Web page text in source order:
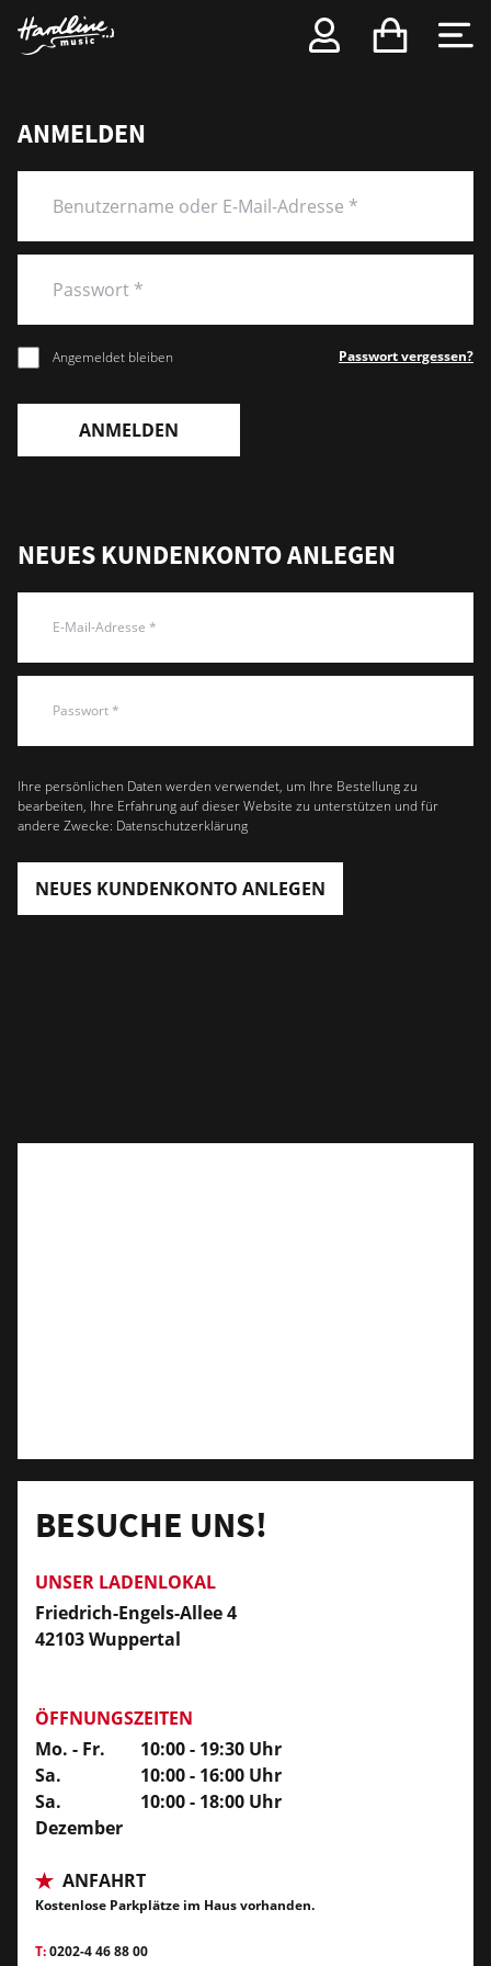
ANMELDEN
Angemeldet bleiben Passwort vergessen?
ANMELDEN
NEUES KUNDENKONTO ANLEGEN
Ihre persönlichen Daten werden verwendet, um Ihre Bestellung zu
bearbeiten, Ihre Erfahrung auf dieser Website zu unterstützen und für
andere Zwecke: Datenschutzerklärung
NEUES KUNDENKONTO ANLEGEN
BESUCHE UNS!
UNSER LADENLOKAL
Friedrich-Engels-Allee 4
42103 Wuppertal
ÖFFNUNGSZEITEN
Mo. - Fr.
10:00 - 19:30 Uhr
Sa.
10:00 - 16:00 Uhr
Sa.
Dezember
10:00 - 18:00 Uhr
ANFAHRT
Kostenlose Parkplätze im Haus vorhanden.
T:0202-4 46 88 00